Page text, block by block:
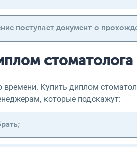
поступает документ о
Купить диплом
которые подскажут: